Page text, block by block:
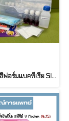
ชุดทดสอบโคลิฟอร์มแบคทีเรีย SI-2 (อ.13) (พร้อมอุปกรณ์ 20 ชุด)